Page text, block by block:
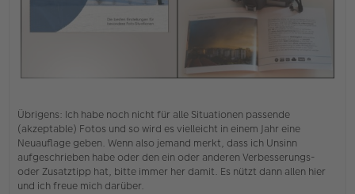
Übrigens: Ich habe noch nicht für alle Situationen passende
(akzeptable) Fotos und so wird es vielleicht in einem Jahr eine
Neuauflage geben. Wenn also jemand merkt, dass ich Unsinn
aufgeschrieben habe oder den ein oder anderen Verbesserungs-
oder Zusatztipp hat, bitte immer her damit. Es nützt dann allen hier
und ich freue mich darüber.